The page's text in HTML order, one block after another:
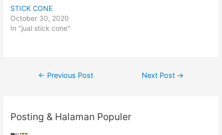
t
e
r
O
o
w
b
o
o
(
n
n
o
STICK CONE
October 30, 2020
In "jual stick cone"
Post
← Previous Post Next Post →
Posting & Halaman Populer